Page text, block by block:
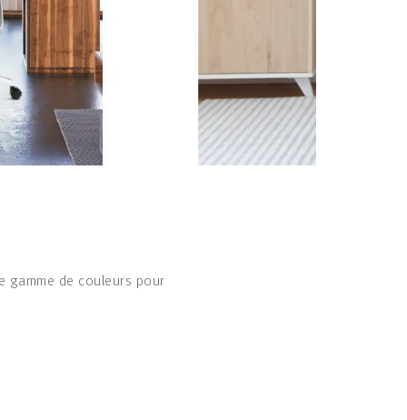
gamme de couleurs pour